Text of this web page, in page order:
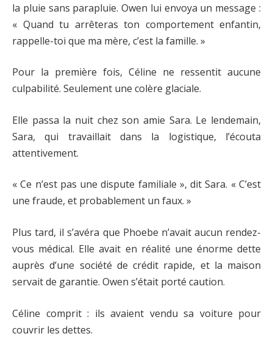
la pluie sans parapluie. Owen lui envoya un message :
« Quand tu arrêteras ton comportement enfantin,
rappelle-toi que ma mère, c’est la famille. »
Pour la première fois, Céline ne ressentit aucune
culpabilité. Seulement une colère glaciale.
Elle passa la nuit chez son amie Sara. Le lendemain,
Sara, qui travaillait dans la logistique, l’écouta
attentivement.
« Ce n’est pas une dispute familiale », dit Sara. « C’est
une fraude, et probablement un faux. »
Plus tard, il s’avéra que Phoebe n’avait aucun rendez-
vous médical. Elle avait en réalité une énorme dette
auprès d’une société de crédit rapide, et la maison
servait de garantie. Owen s’était porté caution.
Céline comprit : ils avaient vendu sa voiture pour
couvrir les dettes.